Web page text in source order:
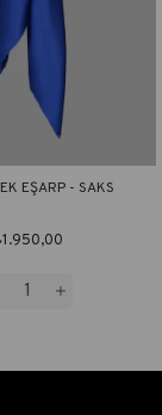
EŞARP - SAKS